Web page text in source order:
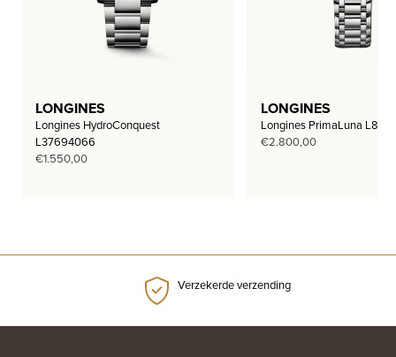
LONGINES
Longines HydroConquest
L37694066
€1.550,00
LONGINES
Longines PrimaLuna
€2.800,00
Verzekerde verzending